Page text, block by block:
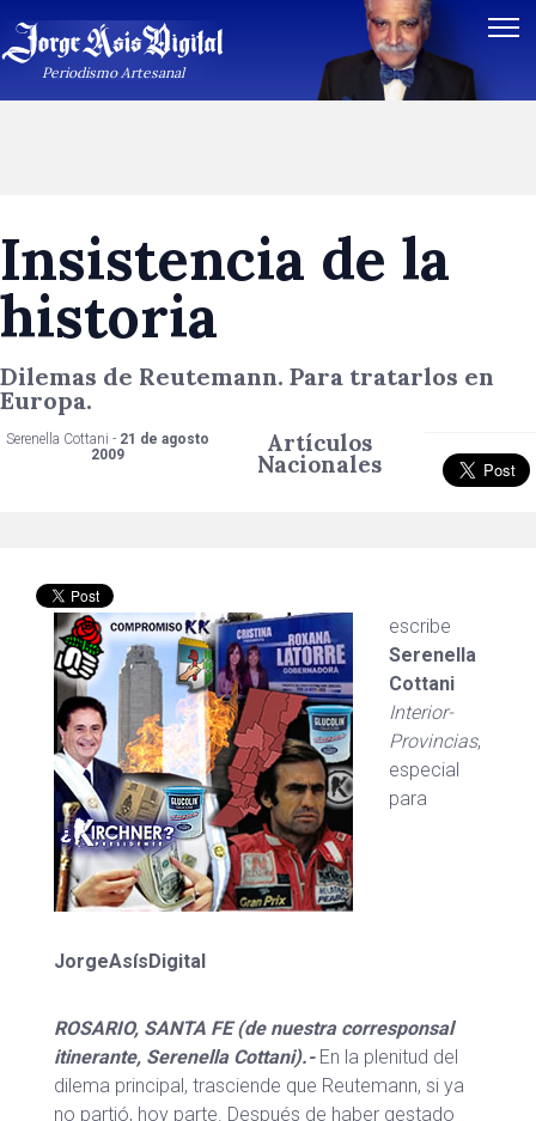
Periodismo Artesanal
Insistencia de la
historia
Dilemas de Reutemann. Para tratarlos en
Europa.
Serenella Cottani - 21 de agosto
2009
Artículos
Nacionales
escribe
Serenella
Cottani
Interior-
Provincias,
especial
para
JorgeAsísDigital
ROSARIO, SANTA FE (de nuestra corresponsal
itinerante, Serenella Cottani).-En la plenitud del
dilema principal, trasciende que Reutemann, si ya
no partió, hoy parte. Después de haber gestado